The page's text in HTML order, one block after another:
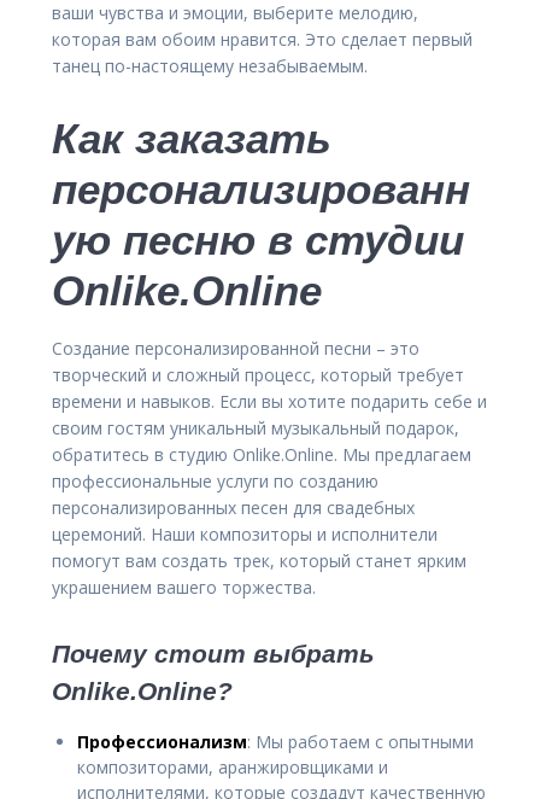
ваши чувства и эмоции, выберите мелодию,
которая вам обоим нравится. Это сделает первый
танец по-настоящему незабываемым.
Как заказать
персонализированн
ую песню в студии
Onlike.Online
Создание персонализированной песни – это
творческий и сложный процесс, который требует
времени и навыков. Если вы хотите подарить себе и
своим гостям уникальный музыкальный подарок,
обратитесь в студию Onlike.Online. Мы предлагаем
профессиональные услуги по созданию
персонализированных песен для свадебных
церемоний. Наши композиторы и исполнители
помогут вам создать трек, который станет ярким
украшением вашего торжества.
Почему стоит выбрать
Onlike.Online?
Профессионализм: Мы работаем с опытными
композиторами, аранжировщиками и
исполнителями, которые создадут качественную